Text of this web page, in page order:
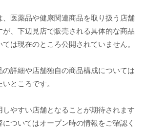
、医薬品や健康関連商品を取り扱う店舗
、下辺見店で販売される具体的な商品
は現在のところ公開されていません。
の詳細や店舗独自の商品構成については
ところです。
しやすい店舗となることが期待されます
ついてはオープン時の情報をご確認く